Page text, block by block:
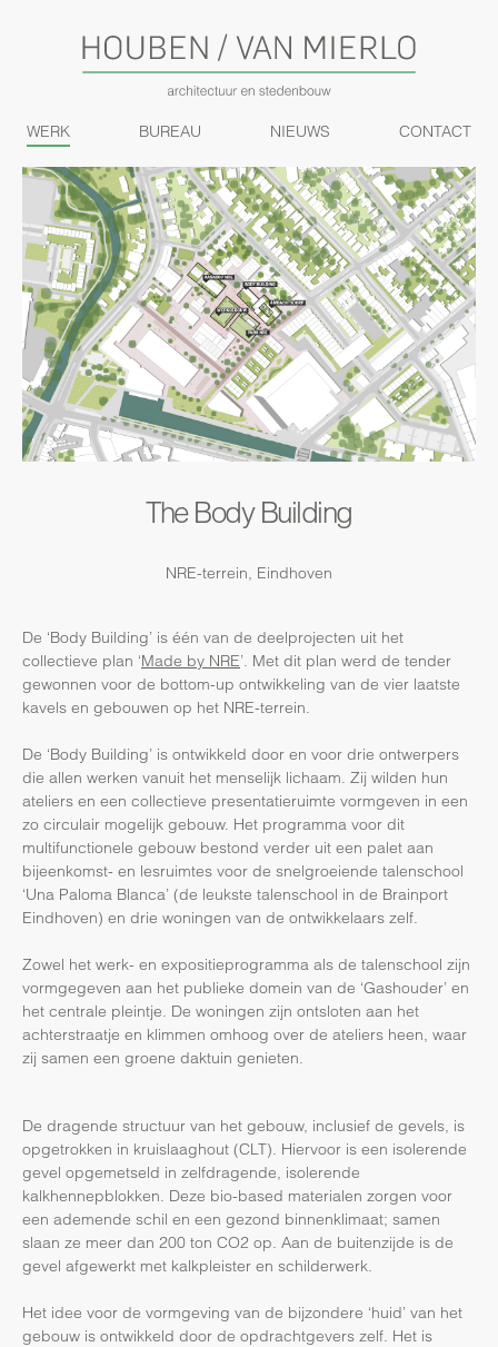
WERK BUREAU NIEUWS CONTACT
The Body Building
NRE-terrein, Eindhoven
De ‘Body Building’ is één van de deelprojecten uit het
collectieve plan ‘Made by NRE’. Met dit plan werd de tender
gewonnen voor de bottom-up ontwikkeling van de vier laatste
kavels en gebouwen op het NRE-terrein.
De ‘Body Building’ is ontwikkeld door en voor drie ontwerpers
die allen werken vanuit het menselijk lichaam. Zij wilden hun
ateliers en een collectieve presentatieruimte vormgeven in een
zo circulair mogelijk gebouw. Het programma voor dit
multifunctionele gebouw bestond verder uit een palet aan
bijeenkomst- en lesruimtes voor de snelgroeiende talenschool
‘Una Paloma Blanca’ (de leukste talenschool in de Brainport
Eindhoven) en drie woningen van de ontwikkelaars zelf.
Zowel het werk- en expositieprogramma als de talenschool zijn
vormgegeven aan het publieke domein van de ‘Gashouder’ en
het centrale pleintje. De woningen zijn ontsloten aan het
achterstraatje en klimmen omhoog over de ateliers heen, waar
zij samen een groene daktuin genieten.
De dragende structuur van het gebouw, inclusief de gevels, is
opgetrokken in kruislaaghout (CLT). Hiervoor is een isolerende
gevel opgemetseld in zelfdragende, isolerende
kalkhennepblokken. Deze bio-based materialen zorgen voor
een ademende schil en een gezond binnenklimaat; samen
slaan ze meer dan 200 ton CO2 op. Aan de buitenzijde is de
gevel afgewerkt met kalkpleister en schilderwerk.
Het idee voor de vormgeving van de bijzondere ‘huid’ van het
gebouw is ontwikkeld door de opdrachtgevers zelf. Het is